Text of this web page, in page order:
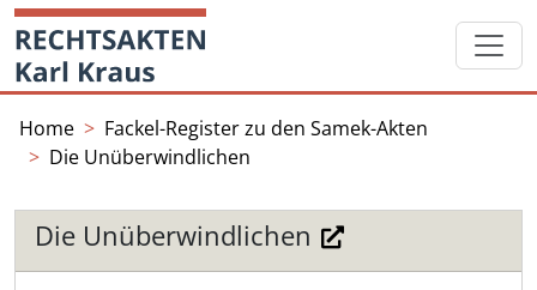
Skip
content
Startseite
Home
Fackel-Register zu den Samek-Akten
Die Unüberwindlichen
Die Unüberwindlichen